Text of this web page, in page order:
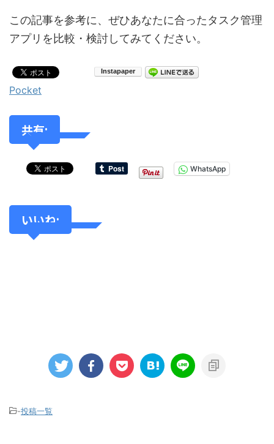
この記事を参考に、ぜひあなたに合ったタスク管理
アプリを比較・検討してみてください。
Pocket
共有:
WhatsApp
いいね:
-投稿一覧